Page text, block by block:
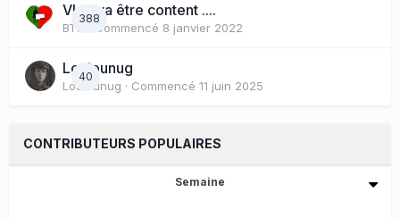
388
Vlad va être content ....
BTX · Commencé 8 janvier 2022
40
Loulounug
Loulounug · Commencé 11 juin 2025
CONTRIBUTEURS POPULAIRES
Semaine